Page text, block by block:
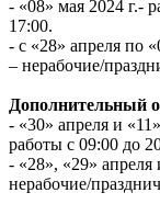
- «08» мая 2024 г.-
17:00.
- с «28» апреля по
– нерабочие/
Дополнительный
- «30» апреля и
работы с 09:00 до
- «28», «29» апреля
нерабочие/